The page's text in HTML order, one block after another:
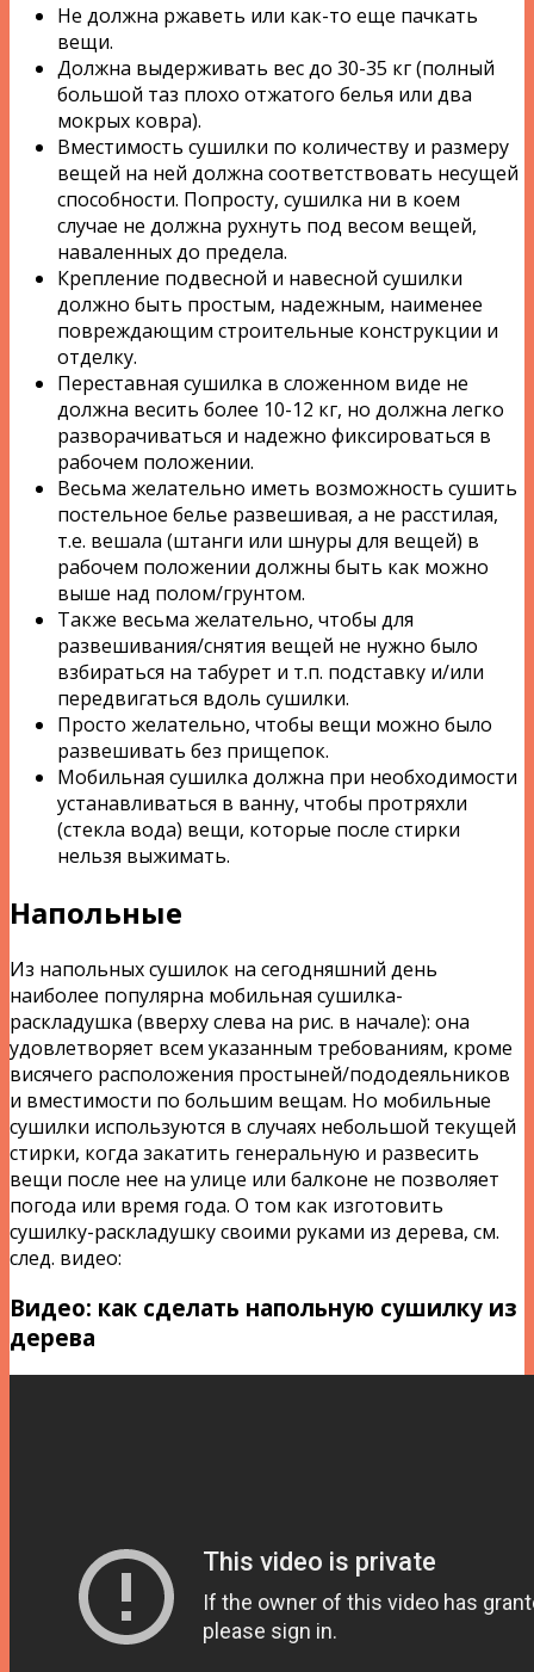
Не должна ржаветь или как-то еще пачкать
вещи.
Должна выдерживать вес до 30-35 кг (полный
большой таз плохо отжатого белья или два
мокрых ковра).
Вместимость сушилки по количеству и размеру
вещей на ней должна соответствовать несущей
способности. Попросту, сушилка ни в коем
случае не должна рухнуть под весом вещей,
наваленных до предела.
Крепление подвесной и навесной сушилки
должно быть простым, надежным, наименее
повреждающим строительные конструкции и
отделку.
Переставная сушилка в сложенном виде не
должна весить более 10-12 кг, но должна легко
разворачиваться и надежно фиксироваться в
рабочем положении.
Весьма желательно иметь возможность сушить
постельное белье развешивая, а не расстилая,
т.е. вешала (штанги или шнуры для вещей) в
рабочем положении должны быть как можно
выше над полом/грунтом.
Также весьма желательно, чтобы для
развешивания/снятия вещей не нужно было
взбираться на табурет и т.п. подставку и/или
передвигаться вдоль сушилки.
Просто желательно, чтобы вещи можно было
развешивать без прищепок.
Мобильная сушилка должна при необходимости
устанавливаться в ванну, чтобы протряхли
(стекла вода) вещи, которые после стирки
нельзя выжимать.
Напольные
Из напольных сушилок на сегодняшний день
наиболее популярна мобильная сушилка-
раскладушка (вверху слева на рис. в начале): она
удовлетворяет всем указанным требованиям, кроме
висячего расположения простыней/пододеяльников
и вместимости по большим вещам. Но мобильные
сушилки используются в случаях небольшой текущей
стирки, когда закатить генеральную и развесить
вещи после нее на улице или балконе не позволяет
погода или время года. О том как изготовить
сушилку-раскладушку своими руками из дерева, см.
след. видео:
Видео: как сделать напольную сушилку из
дерева